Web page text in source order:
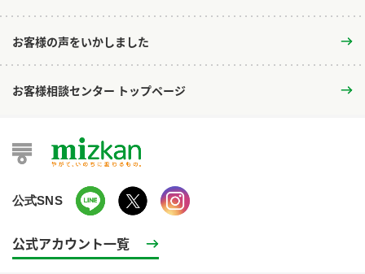
お客様の声をいかしました
お客様相談センター トップページ
公式SNS
公式アカウント一覧